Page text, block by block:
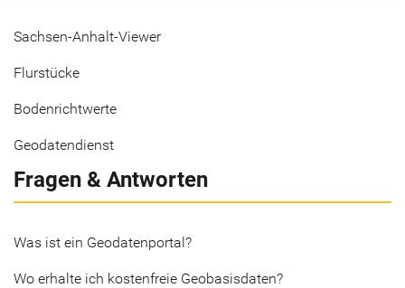
Sachsen-Anhalt-Viewer
Flurstücke
Bodenrichtwerte
Geodatendienst
Fragen & Antworten
Was ist ein Geodatenportal?
Wo erhalte ich kostenfreie Geobasisdaten?